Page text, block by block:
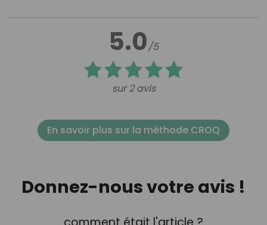
5.0/5
sur 2 avis
En savoir plus sur la méthode CROQ
Donnez-nous votre avis !